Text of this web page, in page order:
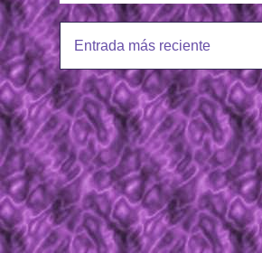
Entrada más reciente